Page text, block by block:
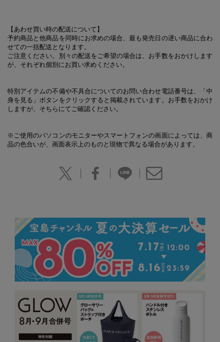
【あわせ買い時の配送について】
予約商品と他商品を同時にお求めの場合、最も発売日の遅い商品に合わ
せての一括配送となります。
ご注意ください。別々の配送をご希望の場合は、お手数をおかけします
が、それぞれ個別にお買い求めください。
特別アイテムの不備や不具合についてのお問い合わせ電話番号は、「中
身を見る」ボタンをクリックすると掲載されています。お手数をおかけ
しますが、そちらにてご確認ください。
※ご使用のパソコンのモニターやスマートフォンの画面によっては、商
品の色合いが、画面表示上のものと現物で異なる場合があります。